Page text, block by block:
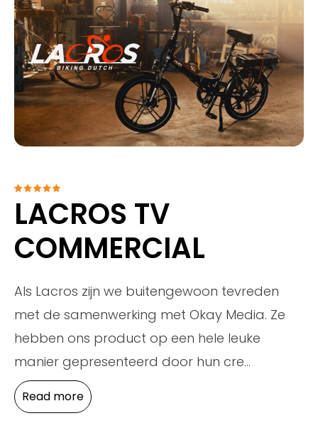
LACROS TV
COMMERCIAL
Als Lacros zijn we buitengewoon tevreden
met de samenwerking met Okay Media. Ze
hebben ons product op een hele leuke
manier gepresenteerd door hun cre...
Read more